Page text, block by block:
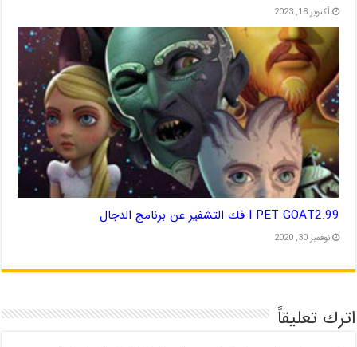
أكتوبر 18, 2023
I PET GOAT2.99 فك التشفير عن برنامج الدجال
نوفمبر 30, 2020
اترك تعليقاً